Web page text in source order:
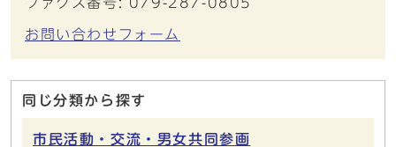
お問い合わせフォーム
同じ分類から探す
市民活動・交流・男女共同参画